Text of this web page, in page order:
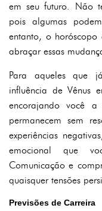
em seu futuro. Não
pois algumas
entanto, o
abraçar essas
Para aqueles que
influência de Vênus
encorajando você
permanecem sem
experiências
emocional que
Comunicação e
quaisquer tensões
Previsões de Carreira